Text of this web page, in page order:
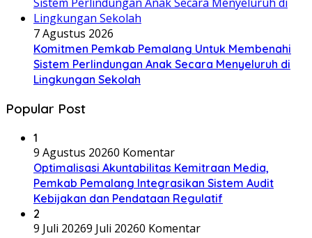
7 Agustus 2026
Komitmen Pemkab Pemalang Untuk Membenahi
Sistem Perlindungan Anak Secara Menyeluruh di
Lingkungan Sekolah
Popular Post
1
9 Agustus 20260 Komentar
​Optimalisasi Akuntabilitas Kemitraan Media,
Pemkab Pemalang Integrasikan Sistem Audit
Kebijakan dan Pendataan Regulatif
2
9 Juli 20269 Juli 20260 Komentar